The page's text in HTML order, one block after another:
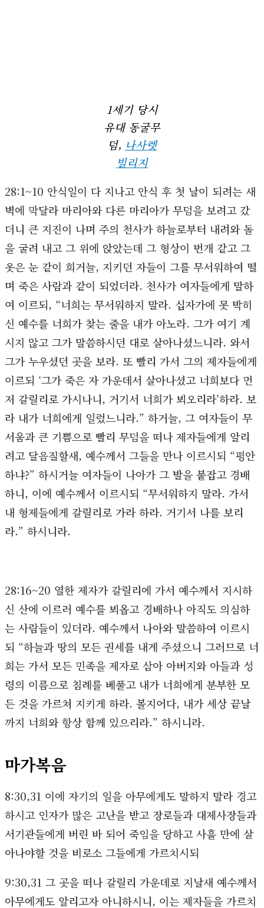
1세기 당시
유대 동굴무
덤, 나사렛
빌리지
28:1~10 안식일이 다 지나고 안식 후 첫 날이 되려는 새
벽에 막달라 마리아와 다른 마리아가 무덤을 보려고 갔
더니 큰 지진이 나며 주의 천사가 하늘로부터 내려와 돌
을 굴려 내고 그 위에 앉았는데 그 형상이 번개 같고 그
옷은 눈 같이 희거늘, 지키던 자들이 그를 무서워하여 떨
며 죽은 사람과 같이 되었더라. 천사가 여자들에게 말하
여 이르되, “너희는 무서워하지 말라. 십자가에 못 박히
신 예수를 너희가 찾는 줄을 내가 아노라. 그가 여기 계
시지 않고 그가 말씀하시던 대로 살아나셨느니라. 와서
그가 누우셨던 곳을 보라. 또 빨리 가서 그의 제자들에게
이르되 ‘그가 죽은 자 가운데서 살아나셨고 너희보다 먼
저 갈릴리로 가시나니, 거기서 너희가 뵈오리라’하라. 보
라 내가 너희에게 일렀느니라.” 하거늘, 그 여자들이 무
서움과 큰 기쁨으로 빨리 무덤을 떠나 제자들에게 알리
려고 달음질할새, 예수께서 그들을 만나 이르시되 “평안
하냐?” 하시거늘 여자들이 나아가 그 발을 붙잡고 경배
하니, 이에 예수께서 이르시되 “무서워하지 말라. 가서
내 형제들에게 갈릴리로 가라 하라. 거기서 나를 보리
라.” 하시니라.
28:16~20 열한 제자가 갈릴리에 가서 예수께서 지시하
신 산에 이르러 예수를 뵈옵고 경배하나 아직도 의심하
는 사람들이 있더라. 예수께서 나아와 말씀하여 이르시
되 “하늘과 땅의 모든 권세를 내게 주셨으니 그러므로 너
희는 가서 모든 민족을 제자로 삼아 아버지와 아들과 성
령의 이름으로 침례를 베풀고 내가 너희에게 분부한 모
든 것을 가르쳐 지키게 하라. 볼지어다, 내가 세상 끝날
까지 너희와 항상 함께 있으리라.” 하시니라.
마가복음
8:30,31 이에 자기의 일을 아무에게도 말하지 말라 경고
하시고 인자가 많은 고난을 받고 장로들과 대제사장들과
서기관들에게 버린 바 되어 죽임을 당하고 사흘 만에 살
아나야할 것을 비로소 그들에게 가르치시되
9:30,31 그 곳을 떠나 갈릴리 가운데로 지날새 예수께서
아무에게도 알리고자 아니하시니, 이는 제자들을 가르치